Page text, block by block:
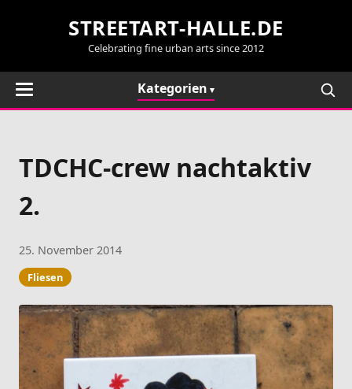
STREETART-HALLE.DE
Celebrating fine urban arts since 2012
Kategorien
TDCHC-crew nachtaktiv
2.
25. November 2014
Fliesen